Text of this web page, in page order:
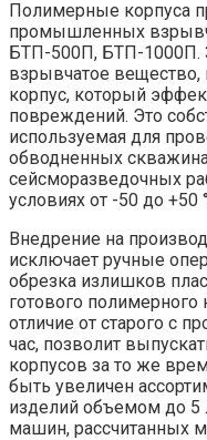
Полимерные корпуса
промышленных
БТП-500П, БТП-1000П.
взрывчатое
корпус, который
повреждений. Это
используемая для
обводненных
сейсморазведочных
условиях от -50 до +50
Внедрение на
исключает ручные
обрезка излишков
готового
отличие от старого с
час, позволит
корпусов за то же
быть увеличен
изделий объемом до 5
машин, рассчитанных